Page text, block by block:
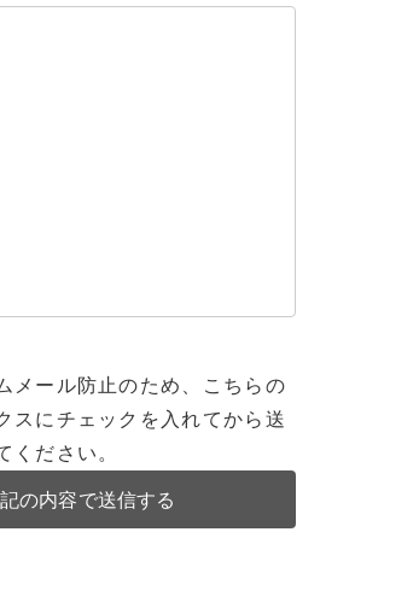
メール防止のため、こちらの
スにチェックを入れてから送
ください。